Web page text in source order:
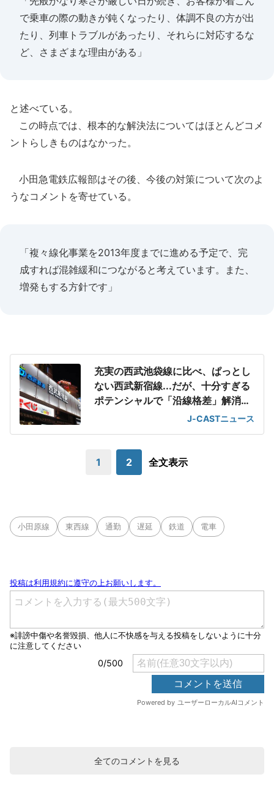
で乗車の際の動きが鈍くなったり、体調不良の方が出
たり、列車トラブルがあったり、それらに対応するな
ど、さまざまな理由がある」
と述べている。
この時点では、根本的な解決法についてはほとんどコメ
ントらしきものはなかった。
小田急電鉄広報部はその後、今後の対策について次のよ
うなコメントを寄せている。
「複々線化事業を2013年度までに進める予定で、完
成すれば混雑緩和につながると考えています。また、
増発もする方針です」
充実の西武池袋線に比べ、ぱっとし
ない西武新宿線...だが、十分すぎる
ポテンシャルで「沿線格差」解消へ
動き加速J-CASTニュース
1 2 全文表示
小田原線 東西線 通勤 遅延 鉄道 電車
全てのコメントを見る